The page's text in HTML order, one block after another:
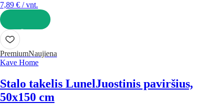
7,89 € / vnt.
Į KREPŠELĮ
PremiumNaujiena
Kave Home
Stalo takelis LunelJuostinis paviršius,
50x150 cm